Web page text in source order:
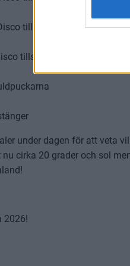
tillsammans med Billy
tillsammans med Billy
under dagen för att veta
cirka 20 grader och sol
2026!